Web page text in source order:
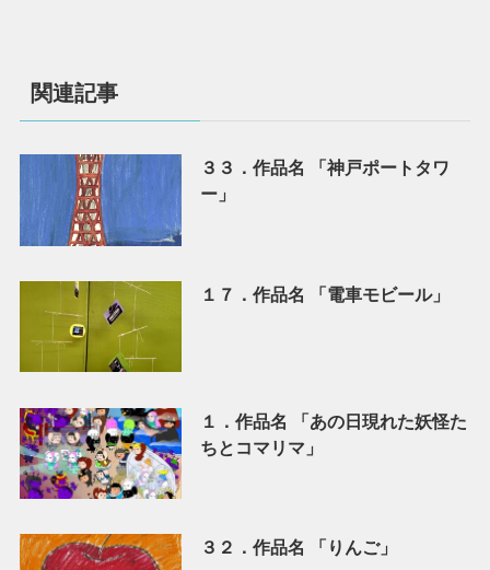
関連記事
３３．作品名 「神戸ポートタワ
ー」
１７．作品名 「電車モビール」
１．作品名 「あの日現れた妖怪た
ちとコマリマ」
３２．作品名 「りんご」